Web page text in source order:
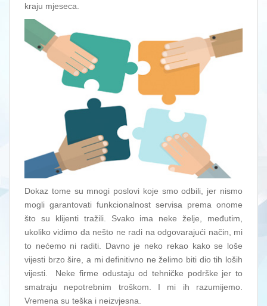
kraju mjeseca.
Dokaz tome su mnogi poslovi koje smo odbili, jer nismo
mogli garantovati funkcionalnost servisa prema onome
što su klijenti tražili. Svako ima neke želje, međutim,
ukoliko vidimo da nešto ne radi na odgovarajući način, mi
to nećemo ni raditi. Davno je neko rekao kako se loše
vijesti brzo šire, a mi definitivno ne želimo biti dio tih loših
vijesti. Neke firme odustaju od tehničke podrške jer to
smatraju nepotrebnim troškom. I mi ih razumijemo.
Vremena su teška i neizvjesna.